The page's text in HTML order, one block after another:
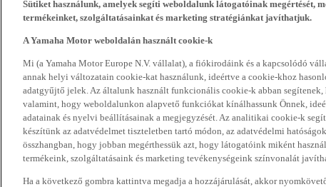
Sütiket használunk, amelyek segíti weboldalunk látogatóinak megértését,
termékeinket, szolgáltatásainkat és marketing stratégiánkat javíthatjuk.
A Yamaha Motor weboldalán használt cookie-k
Mi (a Yamaha Motor Europe N.V. vállalat), a fiókirodáink és a kapcsolódó
annak helyi változatain cookie-kat használunk, ideértve a cookie-khoz
adatgyűjtő jelek. Az általunk használt funkcionális cookie-k abban
valamint, hogy weboldalunkon alapvető funkciókat kínálhassunk Önnek,
adatainak és nyelvi beállításainak a megjegyzését. Az analitikai cookie-k
készítünk az adatvédelmet tiszteletben tartó módon, az adatvédelmi
összhangban, hogy jobban megérthessük azt, hogy látogatóink miként
termékeink, szolgáltatásaink és marketing tevékenységeink színvonalát
Ha a következő gombra kattintva megadja a hozzájárulását, akkor